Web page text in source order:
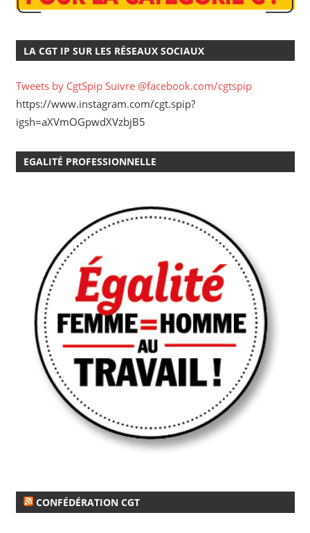
LA CGT IP SUR LES RÉSEAUX SOCIAUX
Tweets by CgtSpip Suivre @facebook.com/cgtspip
https://www.instagram.com/cgt.spip?
igsh=aXVmOGpwdXVzbjB5
EGALITÉ PROFESSIONNELLE
CONFÉDÉRATION CGT